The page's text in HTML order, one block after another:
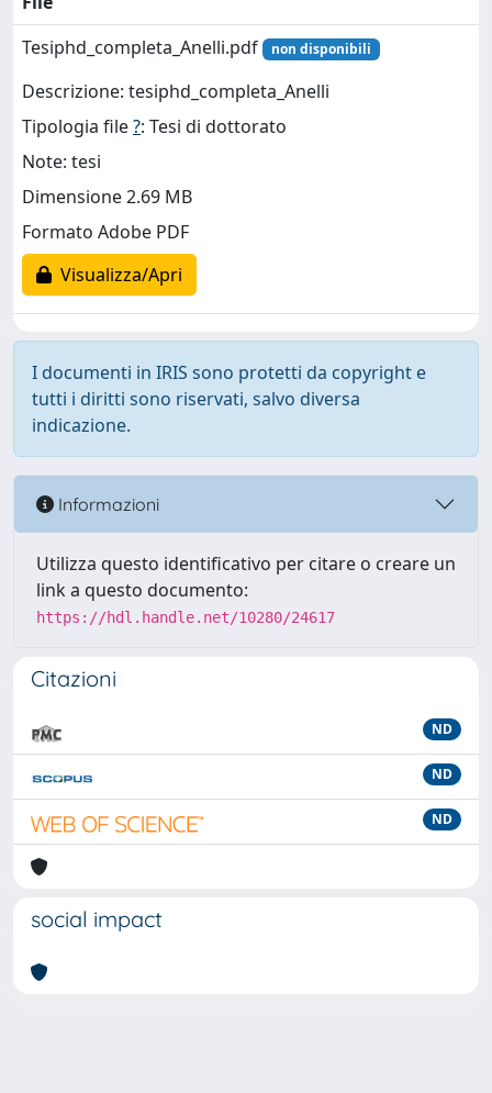
Tesiphd_completa_Anelli.pdf
non disponibili
Descrizione: tesiphd_completa_Anelli
Tipologia file?: Tesi di dottorato
Note: tesi
Dimensione 2.69 MB
Formato Adobe PDF
Visualizza/Apri
I documenti in IRIS sono protetti da copyright e
tutti i diritti sono riservati, salvo diversa
indicazione.
Informazioni
Utilizza questo identificativo per citare o creare un
link a questo documento:
https://hdl.handle.net/10280/24617
Citazioni
ND
ND
ND
social impact